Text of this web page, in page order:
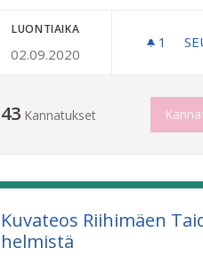
LUONTIAIKA
02.09.2020
1 1
43 Kannatukset
Kuvateos Riihimäen
helmistä